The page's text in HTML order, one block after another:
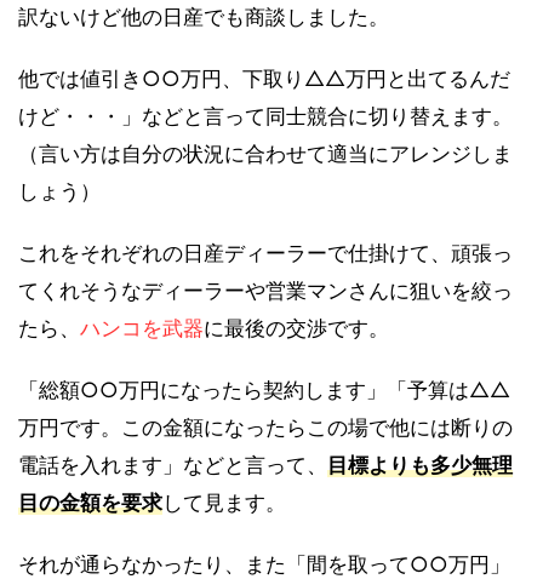
訳ないけど他の日産でも商談しました。
他では値引き○○万円、下取り△△万円と出てるんだ
けど・・・」などと言って同士競合に切り替えます。
（言い方は自分の状況に合わせて適当にアレンジしま
しょう）
これをそれぞれの日産ディーラーで仕掛けて、頑張っ
てくれそうなディーラーや営業マンさんに狙いを絞っ
たら、 ハンコを武器に最後の交渉です。
「総額○○万円になったら契約します」「予算は△△
万円です。この金額になったらこの場で他には断りの
電話を入れます」などと言って、 目標よりも多少無理
目の金額を要求して見ます。
それが通らなかったり、また「間を取って○○万円」